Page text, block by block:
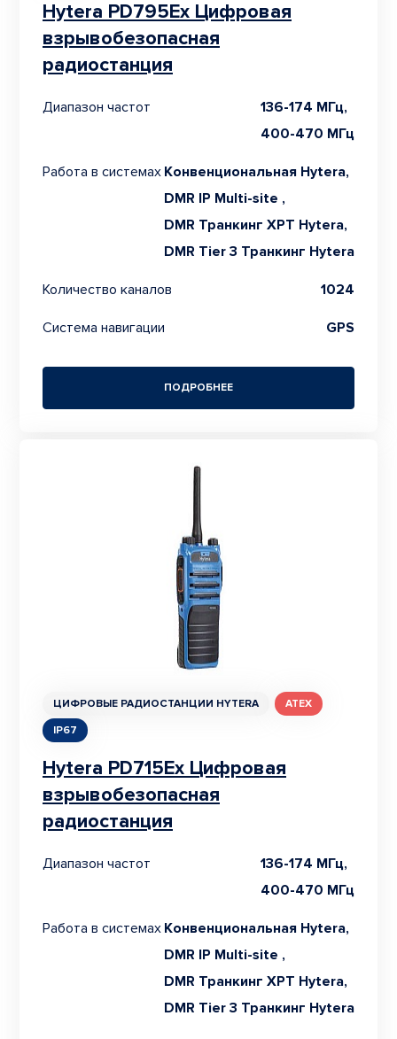
Hytera PD795Ex Цифровая
взрывобезопасная
радиостанция
Диапазон частот
136-174 МГц,
400-470 МГц
Работа в системах Конвенциональная Hytera,
DMR IP Multi-site ,
DMR Транкинг XPT Hytera,
DMR Tier 3 Транкинг Hytera
Количество каналов 1024
Система навигации GPS
ПОДРОБНЕЕ
ЦИФРОВЫЕ РАДИОСТАНЦИИ HYTERA
ATEX
IP67
Hytera PD715Ex Цифровая
взрывобезопасная
радиостанция
Диапазон частот
136-174 МГц,
400-470 МГц
Работа в системах Конвенциональная Hytera,
DMR IP Multi-site ,
DMR Транкинг XPT Hytera,
DMR Tier 3 Транкинг Hytera